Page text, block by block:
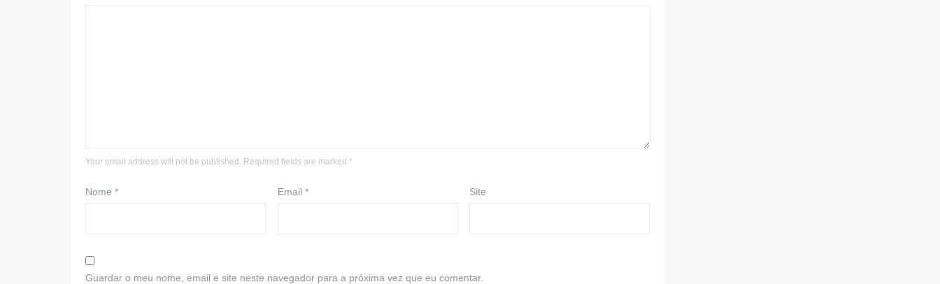
Your email address will not be published. Required fields are marked *
Nome * Email * Site
Guardar o meu nome, email e site neste navegador para a próxima vez que eu comentar.